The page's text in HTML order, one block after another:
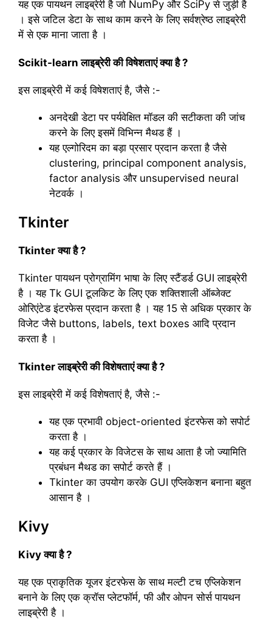
यह एक पायथन लाइब्रेरी है जो NumPy और SciPy से जुड़ी है
। इसे जटिल डेटा के साथ काम करने के लिए सर्वश्रेष्ठ लाइब्रेरी
में से एक माना जाता है ।
Scikit-learn लाइब्रेरी की विषेशताएं क्या है ?
इस लाइब्रेरी में कई विषेशताएं है, जैसे :-
अनदेखी डेटा पर पर्यवेक्षित मॉडल की सटीकता की जांच
करने के लिए इसमें विभिन्न मैथड हैं ।
यह एल्गोरिदम का बड़ा प्रसार प्रदान करता है जैसे
clustering, principal component analysis,
factor analysis और unsupervised neural
नेटवर्क ।
Tkinter
Tkinter क्या है ?
Tkinter पायथन प्रोग्रामिंग भाषा के लिए स्टैंडर्ड GUI लाइब्रेरी
है । यह Tk GUI टूलकिट के लिए एक शक्तिशाली ऑब्जेक्ट
ओरिएंटेड इंटरफेस प्रदान करता है । यह 15 से अधिक प्रकार के
विजेट जैसे buttons, labels, text boxes आदि प्रदान
करता है ।
Tkinter लाइब्रेरी की विशेषताएं क्या है ?
इस लाइब्रेरी में कई विशेषताएं है, जैसे :-
यह एक प्रभावी object-oriented इंटरफेस को सपोर्ट
करता है ।
यह कई प्रकार के विजेटस के साथ आता है जो ज्यामिति
प्रबंधन मैथड का सपोर्ट करते हैं ।
Tkinter का उपयोग करके GUI एप्लिकेशन बनाना बहुत
आसान है ।
Kivy
Kivy क्या है ?
यह एक प्राकृतिक यूजर इंटरफेस के साथ मल्टी टच एप्लिकेशन
बनाने के लिए एक क्रॉस प्लेटफॉर्म, फी और ओपन सोर्स पायथन
लाइब्रेरी है ।